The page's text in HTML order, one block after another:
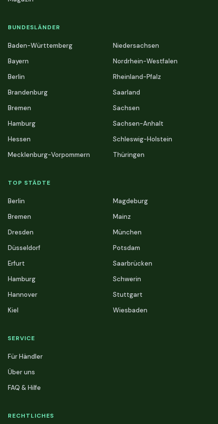
BUNDESLÄNDER
Baden-Württemberg
Bayern
Berlin
Brandenburg
Bremen
Hamburg
Hessen
Mecklenburg-Vorpommern
Niedersachsen
Nordrhein-Westfalen
Rheinland-Pfalz
Saarland
Sachsen
Sachsen-Anhalt
Schleswig-Holstein
Thüringen
TOP STÄDTE
Berlin
Bremen
Dresden
Düsseldorf
Erfurt
Hamburg
Hannover
Kiel
Magdeburg
Mainz
München
Potsdam
Saarbrücken
Schwerin
Stuttgart
Wiesbaden
SERVICE
Für Händler
Über uns
FAQ & Hilfe
RECHTLICHES